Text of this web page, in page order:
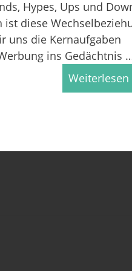
Hypes, Ups und
ist diese
uns die Kernaufgaben
ins Gedächtnis